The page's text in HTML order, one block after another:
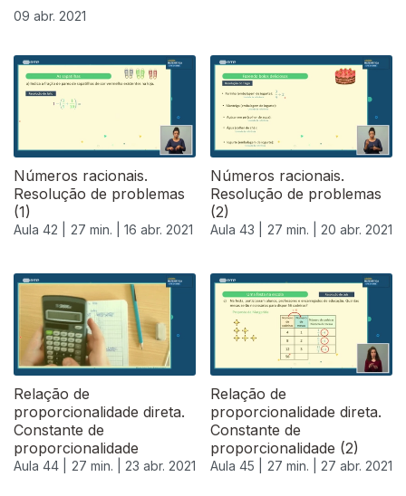
09 abr. 2021
Números racionais.
Resolução de problemas
(1)
Aula 42 | 27 min. | 16 abr. 2021
Números racionais.
Resolução de problemas
(2)
Aula 43 | 27 min. | 20 abr. 2021
Relação de
proporcionalidade direta.
Constante de
proporcionalidade
Aula 44 | 27 min. | 23 abr. 2021
Relação de
proporcionalidade direta.
Constante de
proporcionalidade (2)
Aula 45 | 27 min. | 27 abr. 2021